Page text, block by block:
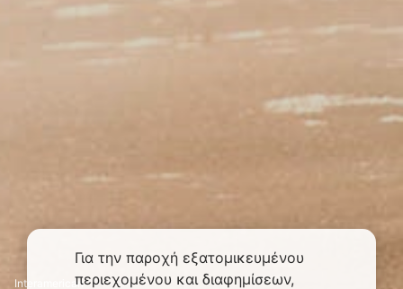
Interamerican
Για την παροχή εξατομικευμένου
περιεχομένου και διαφημίσεων,